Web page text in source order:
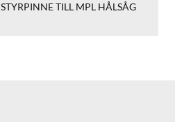
STYRPINNE TILL MPL HÅLSÅG